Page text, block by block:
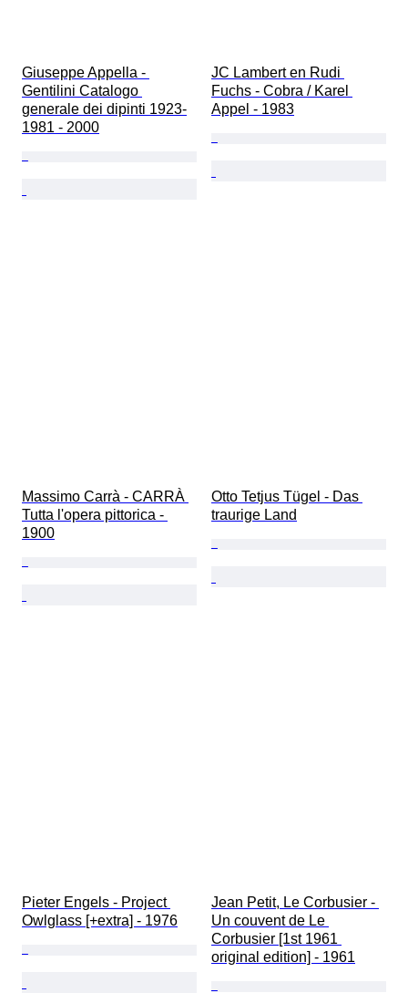
Giuseppe Appella -
Gentilini Catalogo
generale dei dipinti 1923-
1981 - 2000
JC Lambert en Rudi
Fuchs - Cobra / Karel
Appel - 1983
Massimo Carrà - CARRÀ
Tutta l'opera pittorica -
1900
Otto Tetjus Tügel - Das
traurige Land
Pieter Engels - Project
Owlglass [+extra] - 1976
Jean Petit, Le Corbusier -
Un couvent de Le
Corbusier [1st 1961
original edition] - 1961